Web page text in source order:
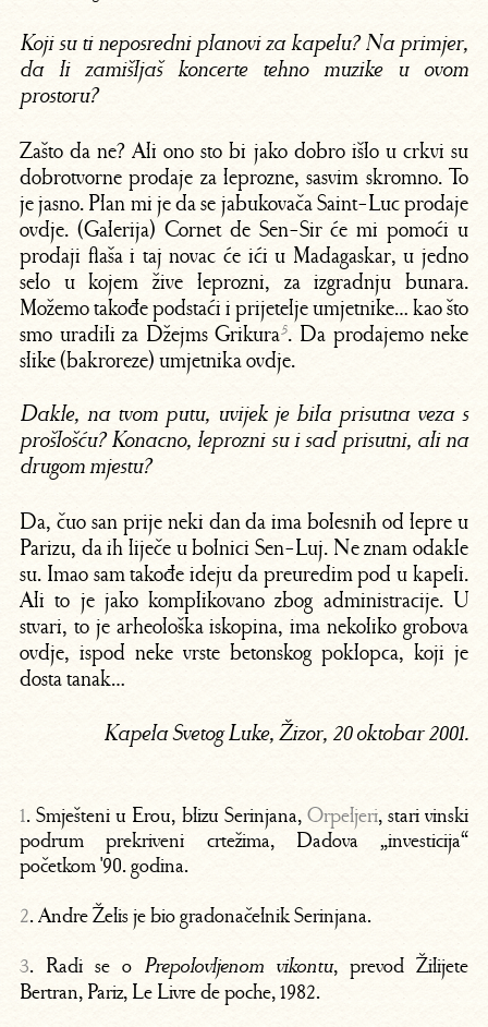
Koji su ti neposredni planovi za kapelu? Na primjer,
da li zamišljaš koncerte tehno muzike u ovom
prostoru?
Zašto da ne? Ali ono sto bi jako dobro išlo u crkvi su
dobrotvorne prodaje za leprozne, sasvim skromno. To
je jasno. Plan mi je da se jabukovača Saint-Luc prodaje
ovdje. (Galerija) Cornet de Sen-Sir će mi pomoći u
prodaji flaša i taj novac će ići u Madagaskar, u jedno
selo u kojem žive leprozni, za izgradnju bunara.
Možemo takođe podstaći i prijetelje umjetnike… kao što
smo uradili za Džejms Grikura⁵. Da prodajemo neke
slike (bakroreze) umjetnika ovdje.
Dakle, na tvom putu, uvijek je bila prisutna veza s
prošlošću? Konacno, leprozni su i sad prisutni, ali na
drugom mjestu?
Da, čuo san prije neki dan da ima bolesnih od lepre u
Parizu, da ih liječe u bolnici Sen-Luj. Ne znam odakle
su. Imao sam takođe ideju da preuredim pod u kapeli.
Ali to je jako komplikovano zbog administracije. U
stvari, to je arheološka iskopina, ima nekoliko grobova
ovdje, ispod neke vrste betonskog poklopca, koji je
dosta tanak…
Kapela Svetog Luke, Žizor, 20 oktobar 2001.
1. Smješteni u Erou, blizu Serinjana,Orpeljeri, stari vinski
podrum prekriveni crtežima, Dadova „investicija“
početkom '90. godina.
2. Andre Želis je bio gradonačelnik Serinjana.
3. Radi se o Prepolovljenom vikontu, prevod Žilijete
Bertran, Pariz, Le Livre de poche, 1982.